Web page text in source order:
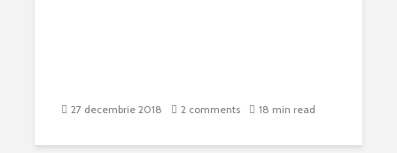
27 decembrie 2018 2 comments 18 min read